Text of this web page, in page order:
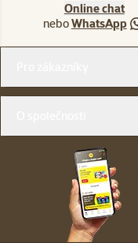
Online chat
neboWhatsApp